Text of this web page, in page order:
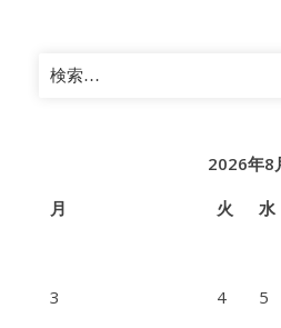
検
索:
2026年8
月
火 水
3
4 5